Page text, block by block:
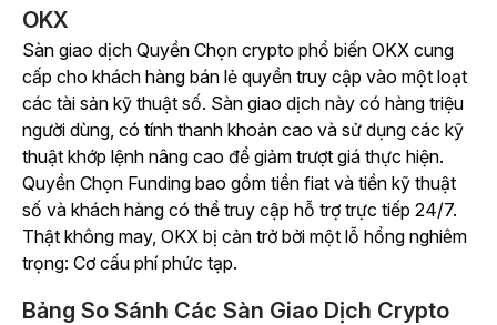
OKX
Sàn giao dịch Quyền Chọn crypto phổ biến OKX cung
cấp cho khách hàng bán lẻ quyền truy cập vào một loạt
các tài sản kỹ thuật số. Sàn giao dịch này có hàng triệu
người dùng, có tính thanh khoản cao và sử dụng các kỹ
thuật khớp lệnh nâng cao để giảm trượt giá thực hiện.
Quyền Chọn Funding bao gồm tiền fiat và tiền kỹ thuật
số và khách hàng có thể truy cập hỗ trợ trực tiếp 24/7.
Thật không may, OKX bị cản trở bởi một lỗ hổng nghiêm
trọng: Cơ cấu phí phức tạp.
Bảng So Sánh Các Sàn Giao Dịch Crypto